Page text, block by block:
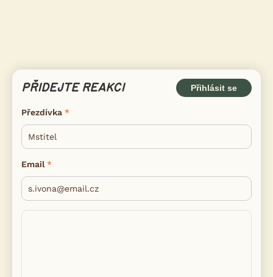
PŘIDEJTE REAKCI Přihlásit se
Přezdívka
Email